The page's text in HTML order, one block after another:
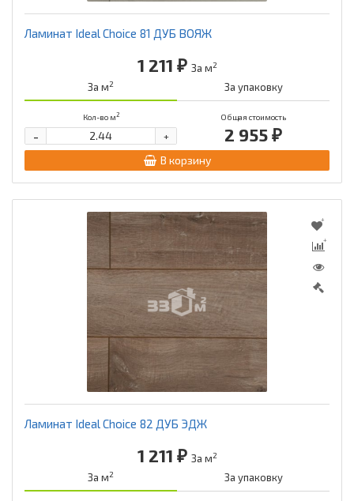
Ламинат Ideal Choice 81 ДУБ ВОЯЖ
1 211 ₽ За м2
За м2 За упаковку
Кол-во м2 Общая стоимость
2 955 ₽
+
-
В корзину
Ламинат Ideal Choice 82 ДУБ ЭДЖ
1 211 ₽ За м2
За м2 За упаковку